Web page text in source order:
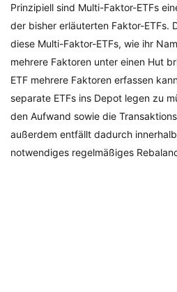
Prinzipiell sind Multi-Faktor-ETFs
der bisher erläuterten Faktor-ETFs.
diese Multi-Faktor-ETFs, wie ihr
mehrere Faktoren unter einen Hut
ETF mehrere Faktoren erfassen
separate ETFs ins Depot legen zu
den Aufwand sowie die
außerdem entfällt dadurch
notwendiges regelmäßiges